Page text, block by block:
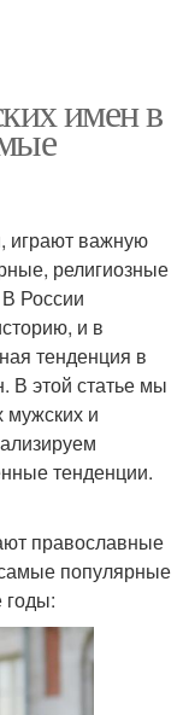
имен в
играют важную
религиозные
России
и в
тенденция в
В этой статье мы
и
тенденции.
православные
популярные
годы: